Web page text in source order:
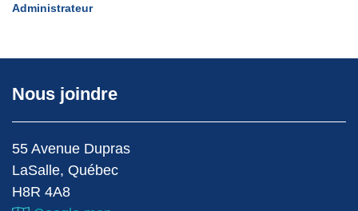
Administrateur
Nous joindre
55 Avenue Dupras
LaSalle, Québec
H8R 4A8